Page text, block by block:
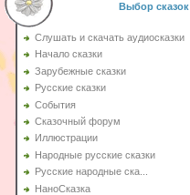
Выбор сказок
Слушать и скачать аудиосказки
Начало сказки
Зарубежные сказки
Русские сказки
События
Сказочный форум
Иллюстрации
Народные русские сказки
Русские народные ска...
НаноСказка